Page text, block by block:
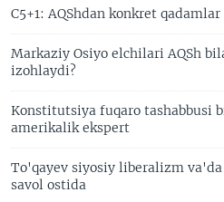
C5+1: AQShdan konkret
Markaziy Osiyo elchilari AQSh
izohlaydi?
Konstitutsiya fuqaro tashabbusi
amerikalik ekspert
To'qayev siyosiy liberalizm
savol ostida